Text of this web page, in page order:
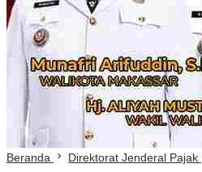
Beranda Direktorat Jenderal Pajak